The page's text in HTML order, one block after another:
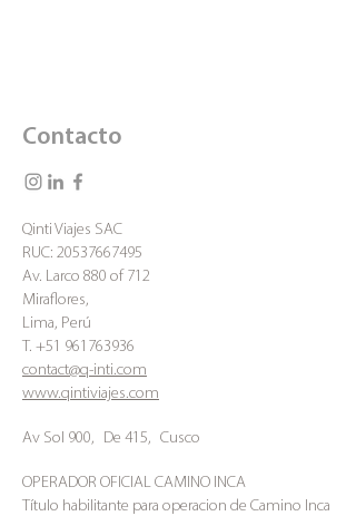
Contacto
Qinti Viajes SAC
RUC: 20537667495
Av. Larco 880 of 712
Miraflores,
Lima, Perú
T. +51 961763936
contact@q-inti.com
www.qintiviajes.com
Av Sol 900, De 415, Cusco
OPERADOR OFICIAL CAMINO INCA
Título habilitante para operacion de Camino Inca